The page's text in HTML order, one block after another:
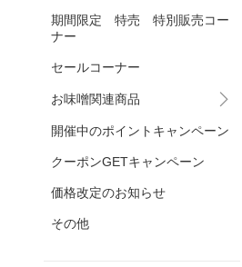
期間限定 特売 特別販売コー
ナー
セールコーナー
お味噌関連商品
開催中のポイントキャンペーン
クーポンGETキャンペーン
価格改定のお知らせ
その他